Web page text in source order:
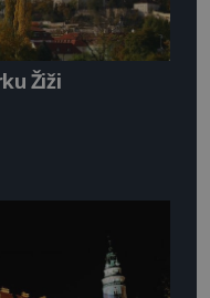
Žiži